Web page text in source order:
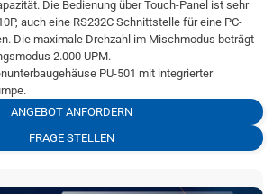
Die Bedienung über Touch-Panel ist sehr
auch eine RS232C Schnittstelle für eine PC-
Die maximale Drehzahl im Mischmodus beträgt
2.000 UPM.
PU-501 mit integrierter
ANGEBOT ANFORDERN
FRAGE STELLEN